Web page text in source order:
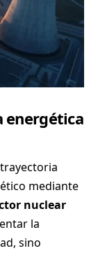
energética
mediante
nuclear
la
sino